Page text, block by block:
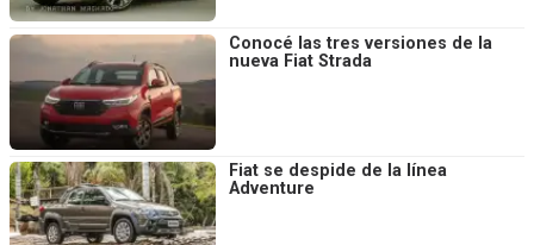
Conocé las tres versiones de la
nueva Fiat Strada
Fiat se despide de la línea
Adventure